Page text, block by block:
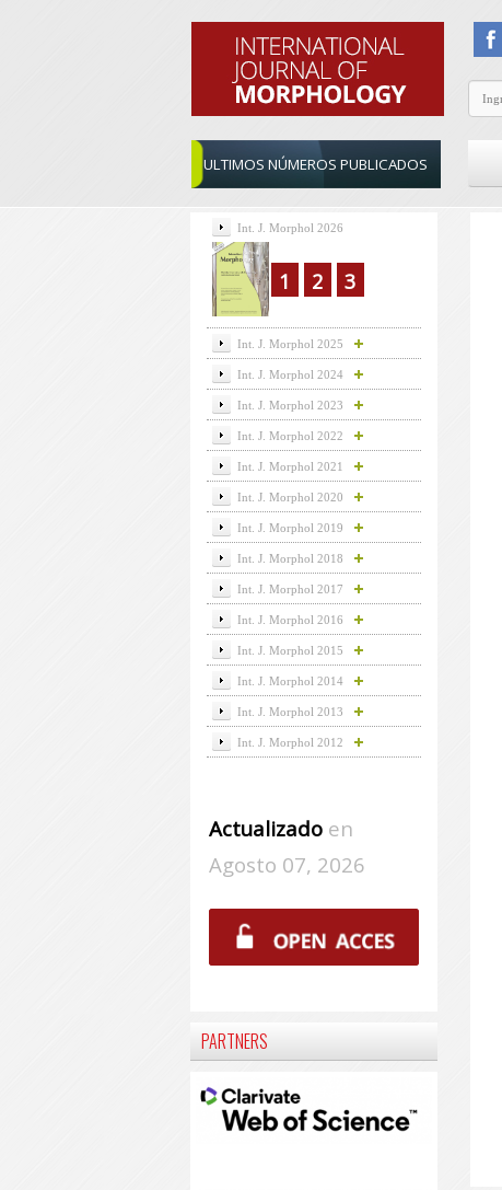
ULTIMOS NÚMEROS PUBLICADOS
Int. J. Morphol 2026
1 2 3
Int. J. Morphol 2025
Int. J. Morphol 2024
Int. J. Morphol 2023
Int. J. Morphol 2022
Int. J. Morphol 2021
Int. J. Morphol 2020
Int. J. Morphol 2019
Int. J. Morphol 2018
Int. J. Morphol 2017
Int. J. Morphol 2016
Int. J. Morphol 2015
Int. J. Morphol 2014
Int. J. Morphol 2013
Int. J. Morphol 2012
Actualizadoen
Agosto 07, 2026
PARTNERS